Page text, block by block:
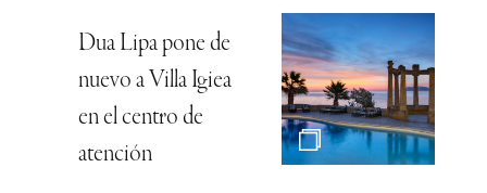
Dua Lipa pone de
nuevo a Villa Igiea
en el centro de
atención